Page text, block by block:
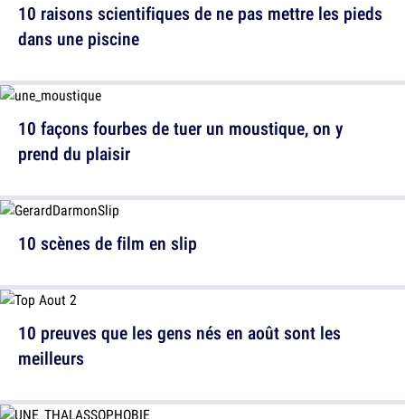
10 façons fourbes de tuer un moustique, on y
prend du plaisir
10 preuves que les gens nés en août sont les
meilleurs
10 raisons scientifiques de ne pas mettre les pieds
dans une piscine
10 scènes de film en slip